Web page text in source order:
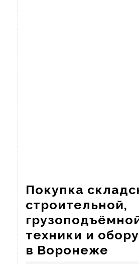
Покупка
строительной,
техники и
в Воронеже